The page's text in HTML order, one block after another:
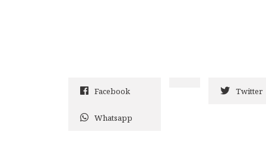
Facebook Twitter
Whatsapp